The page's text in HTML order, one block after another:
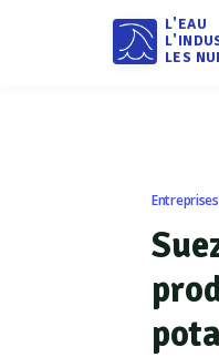
L'EAU
LES
Entreprises